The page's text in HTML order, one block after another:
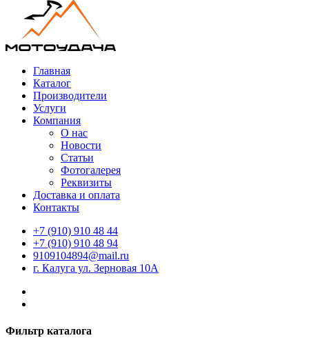
Главная
Каталог
Производители
Услуги
Компания
О нас
Новости
Статьи
Фотогалерея
Реквизиты
Доставка и оплата
Контакты
+7 (910) 910 48 44
+7 (910) 910 48 94
9109104894@mail.ru
г. Калуга ул. Зерновая 10А
Фильтр каталога